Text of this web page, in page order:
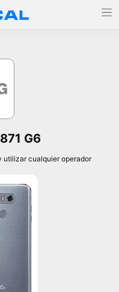
G6
utilizar cualquier operador